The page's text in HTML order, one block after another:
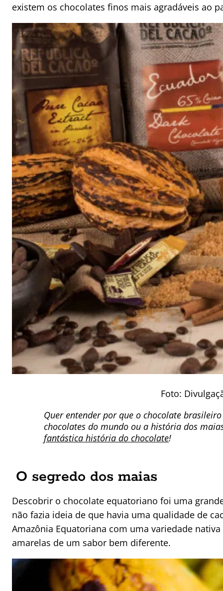
existem os chocolates finos mais agradáveis ao
Foto:
Quer entender por que o chocolate
chocolates do mundo ou a história dos
fantástica história do chocolate!
O segredo dos maias
Descobrir o chocolate equatoriano foi uma
não fazia ideia de que havia uma qualidade de
Amazônia Equatoriana com uma variedade
amarelas de um sabor bem diferente.